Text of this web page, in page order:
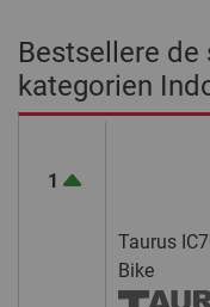
Bestsellere de
kategorien
1
Taurus
Bike